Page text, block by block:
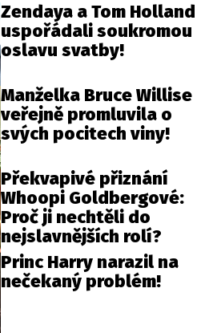
Zendaya a Tom Holland
uspořádali soukromou
oslavu svatby!
Manželka Bruce Willise
veřejně promluvila o
svých pocitech viny!
Překvapivé přiznání
Whoopi Goldbergové:
Proč ji nechtěli do
nejslavnějších rolí?
Princ Harry narazil na
nečekaný problém!